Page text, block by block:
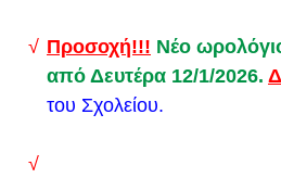
Δείτε εδώ την υπεύθυνη
Υποβολή δικαιολογητικών
υποψηφίων με αναπηρία και
Προσοχή!!! Νέο
από Δευτέρα 12/1/2026.
του Σχολείου.